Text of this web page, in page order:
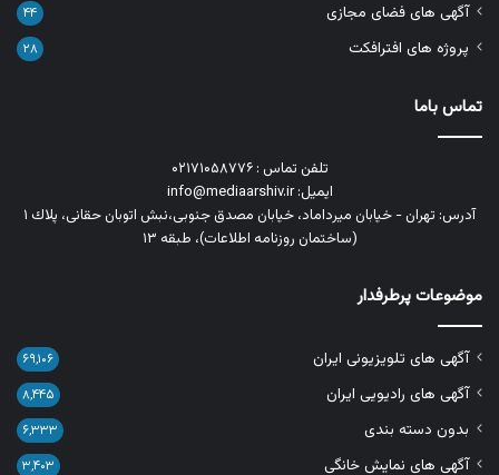
آگهی های فضای مجازی ۴۴
پروژه های افترافکت ۲۸
تماس باما
تلفن تماس : ۰۲۱۷۱۰۵۸۷۷۶
ایمیل: info@mediaarshiv.ir
آدرس: تهران - خیابان میرداماد، خیابان مصدق جنوبی،نبش اتوبان حقانی، پلاك ١
(ساختمان روزنامه اطلاعات)، طبقه ۱۳
موضوعات پرطرفدار
آگهی های تلویزیونی ایران ۶۹,۱۰۶
آگهی های رادیویی ایران ۸,۴۴۵
بدون دسته بندی ۶,۳۳۳
آگهی های نمایش خانگی ۳,۴۰۳